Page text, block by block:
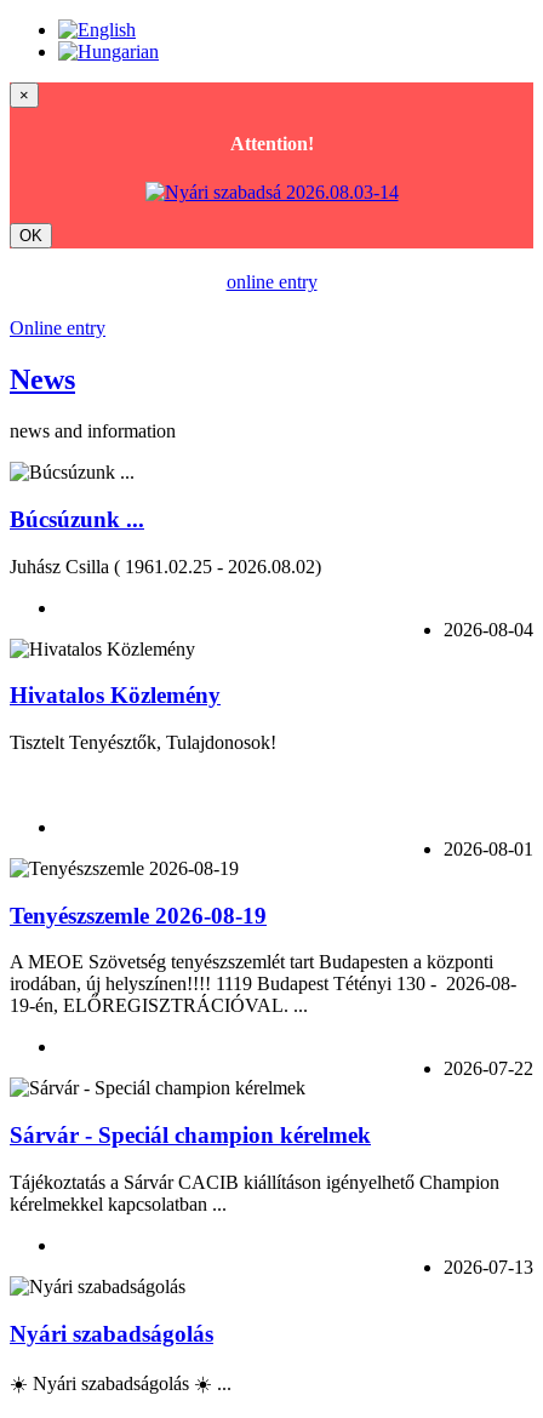
×
Attention!
OK
online entry
Online entry
News
news and information
Búcsúzunk ...
Juhász Csilla ( 1961.02.25 - 2026.08.02)
2026-08-04
Hivatalos Közlemény
Tisztelt Tenyésztők, Tulajdonosok!
2026-08-01
Tenyészszemle 2026-08-19
A MEOE Szövetség tenyészszemlét tart Budapesten a központi
irodában, új helyszínen!!!! 1119 Budapest Tétényi 130 - 2026-08-
19-én, ELŐREGISZTRÁCIÓVAL. ...
2026-07-22
Sárvár - Speciál champion kérelmek
Tájékoztatás a Sárvár CACIB kiállításon igényelhető Champion
kérelmekkel kapcsolatban ...
2026-07-13
Nyári szabadságolás
☀️ Nyári szabadságolás ☀️ ...